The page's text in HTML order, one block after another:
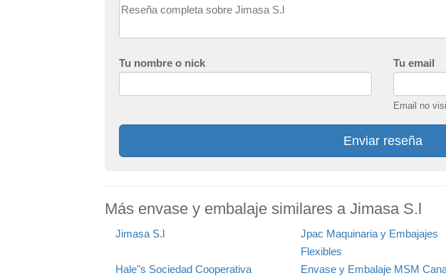
Tu nombre o nick Tu email
Email no
Enviar reseña
Más envase y embalaje similares a Jimasa S.l
Jimasa S.l
Jpac Maquinaria y Embajajes
Flexibles
Hale"s Sociedad Cooperativa
Envase y Embalaje MSM